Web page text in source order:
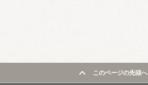
このページの先頭へ